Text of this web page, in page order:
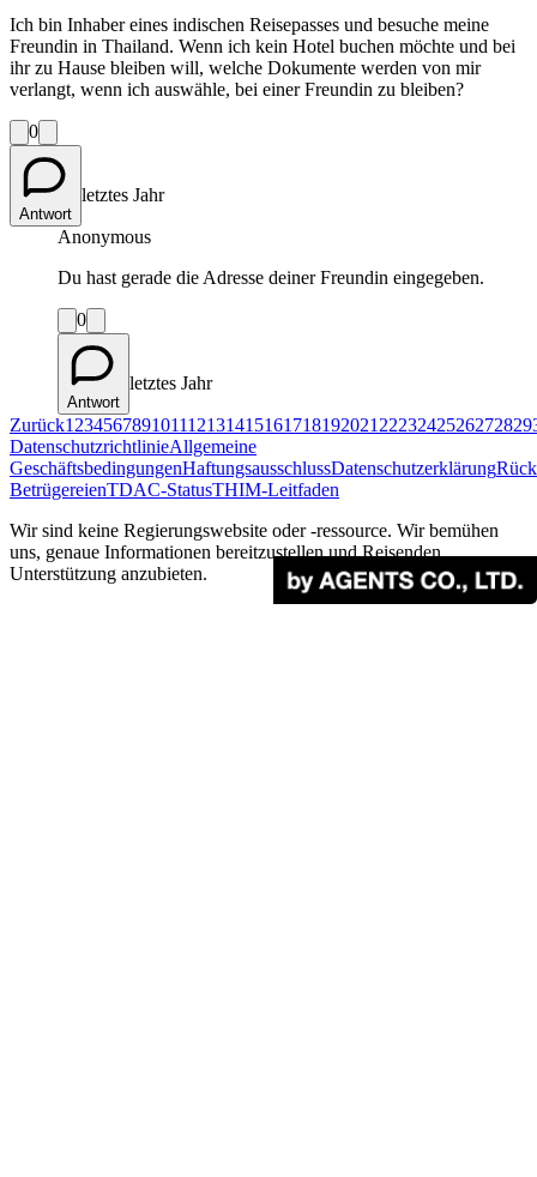
Ich bin Inhaber eines indischen Reisepasses und besuche meine
Freundin in Thailand. Wenn ich kein Hotel buchen möchte und bei
ihr zu Hause bleiben will, welche Dokumente werden von mir
verlangt, wenn ich auswähle, bei einer Freundin zu bleiben?
0
Antwort
letztes Jahr
Anonymous
Du hast gerade die Adresse deiner Freundin eingegeben.
0
Antwort
letztes Jahr
Zurück1 23456789101112131415161718192021 2223242526272829
DatenschutzrichtlinieAllgemeine
GeschäftsbedingungenHaftungsausschlussDatenschutzerklärung
BetrügereienTDAC-StatusTHIM-Leitfaden
Wir sind keine Regierungswebsite oder -ressource. Wir bemühen
uns, genaue Informationen bereitzustellen und Reisenden
Unterstützung anzubieten.